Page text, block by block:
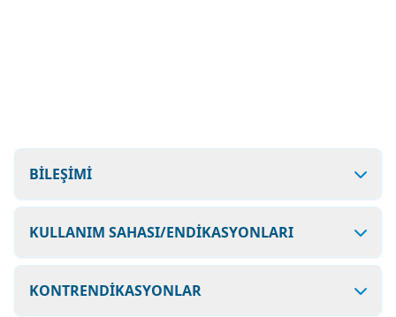
BİLEŞİMİ
KULLANIM SAHASI/ENDİKASYONLARI
KONTRENDİKASYONLAR